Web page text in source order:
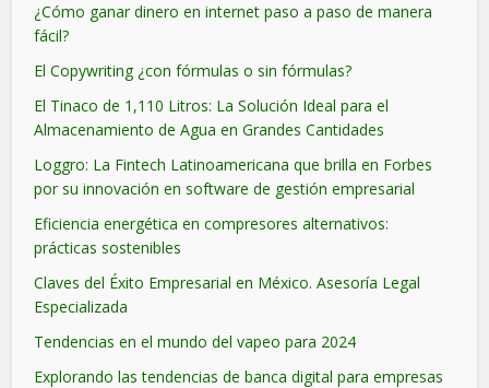
¿Cómo ganar dinero en internet paso a paso de manera
fácil?
El Copywriting ¿con fórmulas o sin fórmulas?
El Tinaco de 1,110 Litros: La Solución Ideal para el
Almacenamiento de Agua en Grandes Cantidades
Loggro: La Fintech Latinoamericana que brilla en Forbes
por su innovación en software de gestión empresarial
Eficiencia energética en compresores alternativos:
prácticas sostenibles
Claves del Éxito Empresarial en México. Asesoría Legal
Especializada
Tendencias en el mundo del vapeo para 2024
Explorando las tendencias de banca digital para empresas